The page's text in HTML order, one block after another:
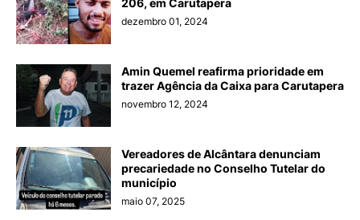
dezembro 01, 2024
Amin Quemel reafirma prioridade em
trazer Agência da Caixa para Carutapera
novembro 12, 2024
Vereadores de Alcântara denunciam
precariedade no Conselho Tutelar do
município
maio 07, 2025